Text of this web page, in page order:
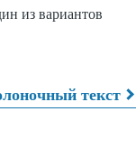
из вариантов
текст